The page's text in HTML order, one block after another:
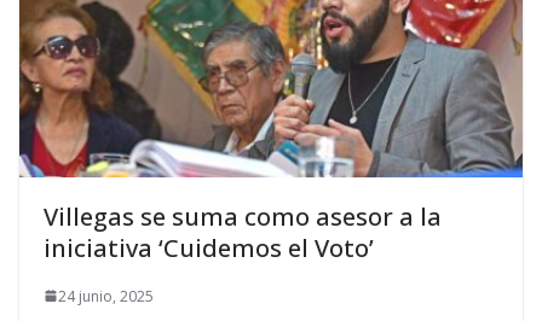
Villegas se suma como asesor a la
iniciativa ‘Cuidemos el Voto’
24 junio, 2025